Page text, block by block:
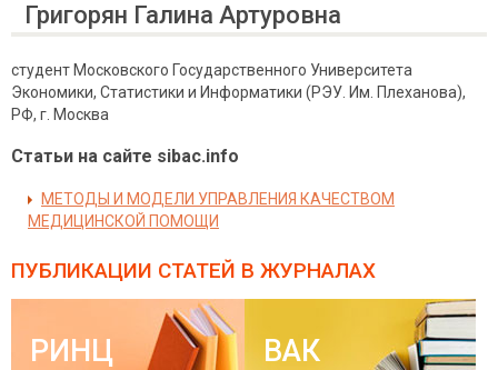
Григорян Галина Артуровна
студент Московского Государственного Университета
Экономики, Статистики и Информатики (РЭУ. Им. Плеханова),
РФ, г. Москва
Статьи на сайте sibac.info
МЕТОДЫ И МОДЕЛИ УПРАВЛЕНИЯ КАЧЕСТВОМ
МЕДИЦИНСКОЙ ПОМОЩИ
ПУБЛИКАЦИИ СТАТЕЙ В ЖУРНАЛАХ
РИНЦ ВАК